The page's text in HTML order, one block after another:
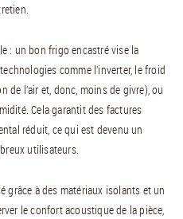
: un bon frigo encastré vise la
comme l’inverter, le froid
l’air et, donc, moins de givre), ou
Cela garantit des factures
réduit, ce qui est devenu un
utilisateurs.
grâce à des matériaux isolants et un
le confort acoustique de la pièce,